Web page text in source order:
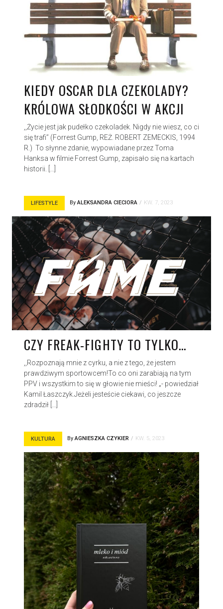
KIEDY OSCAR DLA CZEKOLADY?
KRÓLOWA SŁODKOŚCI W AKCJI
,,Życie jest jak pudełko czekoladek. Nigdy nie wiesz, co ci
się trafi’’ (Forrest Gump, REŻ. ROBERT ZEMECKIS, 1994
R.) To słynne zdanie, wypowiadane przez Toma
Hanksa w filmie Forrest Gump, zapisało się na kartach
historii. […]
LIFESTYLE ByALEKSANDRA CIECIORA KW. 7, 2023
CZY FREAK-FIGHTY TO TYLKO…
,,Rozpoznają mnie z cyrku, a nie z tego, że jestem
prawdziwym sportowcem!To co oni zarabiają na tym
PPV i wszystkim to się w głowie nie mieści! „- powiedział
Kamil Łaszczyk.Jeżeli jesteście ciekawi, co jeszcze
zdradził […]
KULTURA By AGNIESZKA CZYKIER KW. 5, 2023